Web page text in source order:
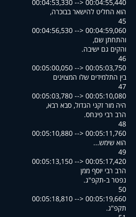
00:04:53,330 --> 00:04:55,440
,הוא החליט להישאר בבוכרה
45
00:04:56,530 --> 00:04:59,060
,והתחתן שם
.והקים גם ישיבה
46
00:05:00,050 --> 00:05:03,750
בין התלמידים שלו המצוינים
47
00:05:03,780 --> 00:05:10,080
,היה מור זקני הגדול, סבא רבא
.הרב רבי פינחס
48
00:05:10,880 --> 00:05:11,760
...הוא שימש
49
00:05:13,150 --> 00:05:17,420
הרב רבי יוסף ממן
.נפטר ב-תקפ"ג
50
00:05:18,810 --> 00:05:19,660
.תקפ"ג